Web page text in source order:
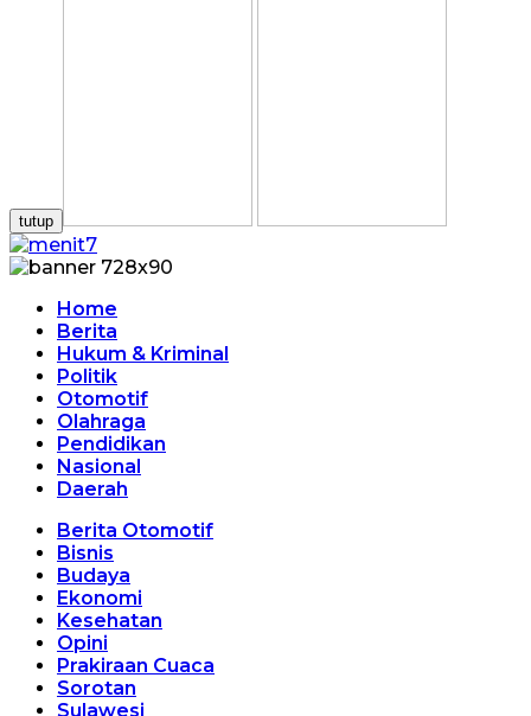
tutup
Home
Berita
Hukum & Kriminal
Politik
Otomotif
Olahraga
Pendidikan
Nasional
Daerah
Berita Otomotif
Bisnis
Budaya
Ekonomi
Kesehatan
Opini
Prakiraan Cuaca
Sorotan
Sulawesi